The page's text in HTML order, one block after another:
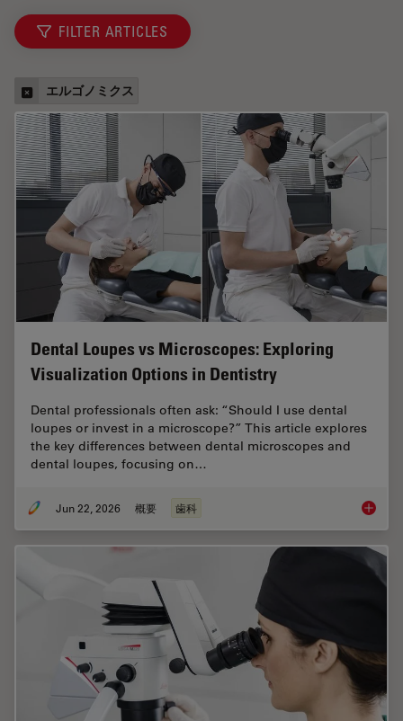
FILTER ARTICLES
エルゴノミクス
Dental Loupes vs Microscopes: Exploring
Visualization Options in Dentistry
Dental professionals often ask: “Should I use dental
loupes or invest in a microscope?” This article explores
the key differences between dental microscopes and
dental loupes, focusing on…
Jun 22, 2026 概要 歯科 Dental